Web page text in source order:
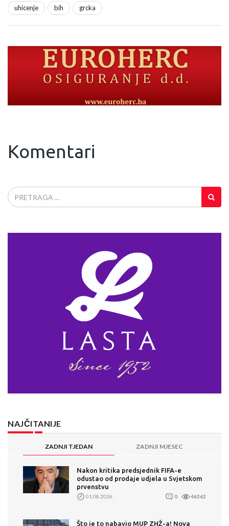
uhicenje bih grcka
Komentari
NAJČITANIJE
ZADNJI TJEDAN ZADNJI MJESEC
Nakon kritika predsjednik FIFA-e
odustao od prodaje udjela u Svjetskom
prvenstvu
01.08.2026. 0 46362
Što je to nabavio MUP ZHŽ-a! Nova